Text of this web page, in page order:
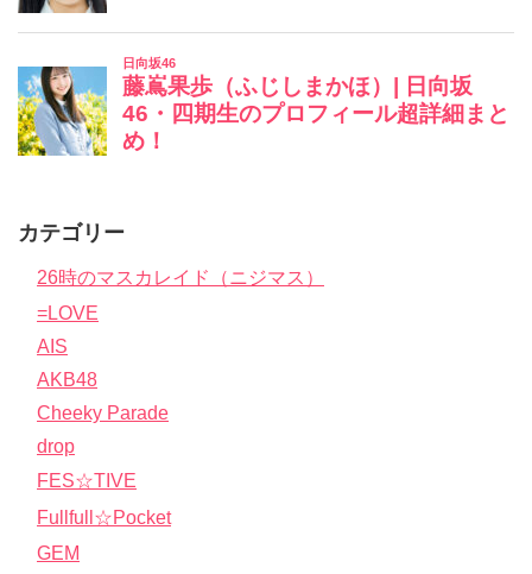
カテゴリー
26時のマスカレイド（ニジマス）
=LOVE
AIS
AKB48
Cheeky Parade
drop
FES☆TIVE
Fullfull☆Pocket
GEM